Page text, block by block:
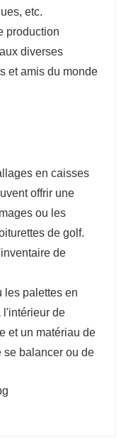
etc.
production
diverses
et amis du monde
en caisses
offrir une
ou les
de golf.
de
les palettes en
l'intérieur de
et un matériau de
se balancer ou de